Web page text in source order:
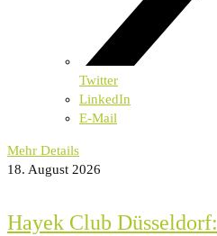
Twitter
LinkedIn
E-Mail
Mehr Details
18. August 2026
Hayek Club Düsseldorf: